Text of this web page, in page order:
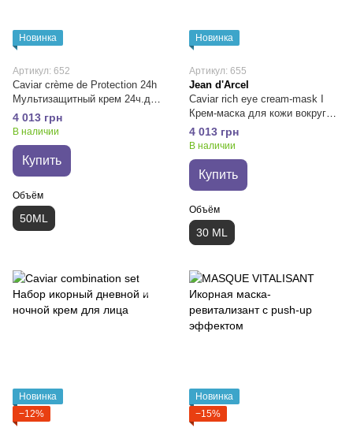
Новинка
Артикул: 652
Caviar crème de Protection 24h
Мультизащитный крем 24ч.для
защиты и обновления кожи
4 013 грн
В наличии
Купить
Объём
50ML
Новинка
Артикул: 655
Jean d'Arcel
Caviar rich eye cream-mask I
Крем-маска для кожи вокруг
глаз с протеинами икры 30мл
4 013 грн
В наличии
Купить
Объём
30 ML
Новинка
−12%
Новинка
−15%